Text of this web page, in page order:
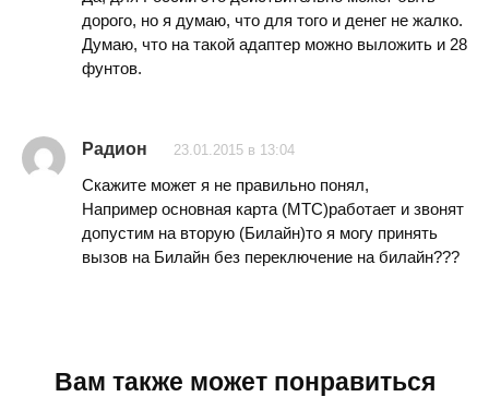
дорого, но я думаю, что для того и денег не жалко.
Думаю, что на такой адаптер можно выложить и 28
фунтов.
Радион 23.01.2015 в 13:04
Скажите может я не правильно понял,
Например основная карта (МТС)работает и звонят
допустим на вторую (Билайн)то я могу принять
вызов на Билайн без переключение на билайн???
Вам также может понравиться